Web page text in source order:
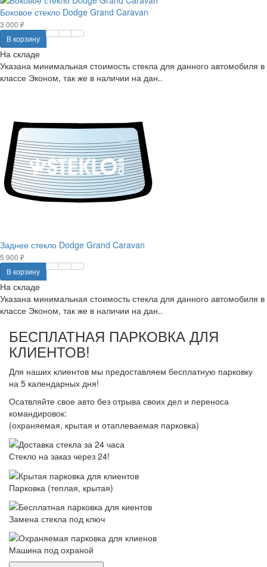
Боковое стекло Dodge Grand Caravan
3 000 ₽
В корзину
На складе
Указана минимальная стоимость стекла для данного автомобиля в
классе Эконом, так же в наличии на дан..
Заднее стекло Dodge Grand Caravan
5 900 ₽
В корзину
На складе
Указана минимальная стоимость стекла для данного автомобиля в
классе Эконом, так же в наличии на дан..
БЕСПЛАТНАЯ ПАРКОВКА ДЛЯ
КЛИЕНТОВ!
Для наших клиентов мы предоставляем бесплатную парковку
на 5 календарных дня!
Осатвляйте свое авто без отрыва своих дел и переноса
командировок:
(охраняемая, крытая и отаплеваемая парковка)
Стекло на заказ через 24!
Парковка (теплая, крытая)
Замена стекла под ключ
Машина под охраной